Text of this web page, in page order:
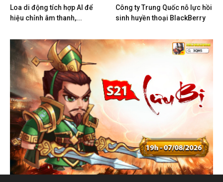
Loa di động tích hợp AI để
hiệu chỉnh âm thanh,...
Công ty Trung Quốc nỗ lực hồi
sinh huyền thoại BlackBerry